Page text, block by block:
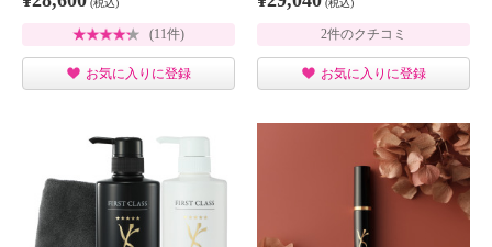
(11件)
お気に入りに登録
2件のクチコミ
お気に入りに登録